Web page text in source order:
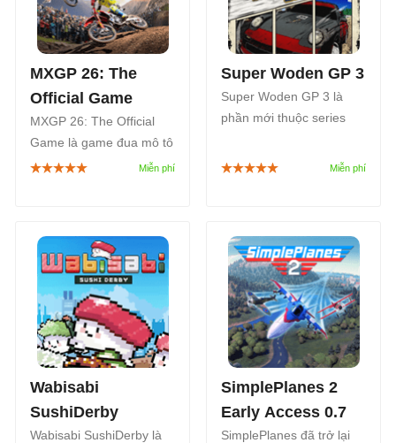
MXGP 26: The
Official Game
MXGP 26: The Official
Game là game đua mô tô
địa hình do Artefacts
xe mô tô địa hình MXGP
2026.
Super Woden GP 3
Super Woden GP 3 là
phần mới thuộc series
điển Super Woden, nối
Edge.
Wabisabi
SushiDerby
Wabisabi SushiDerby là
SimplePlanes 2
Early Access 0.7
SimplePlanes đã trở lại